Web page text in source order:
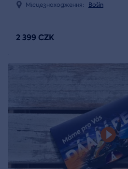
Місцезнаходження: Bošín
2 399 CZK